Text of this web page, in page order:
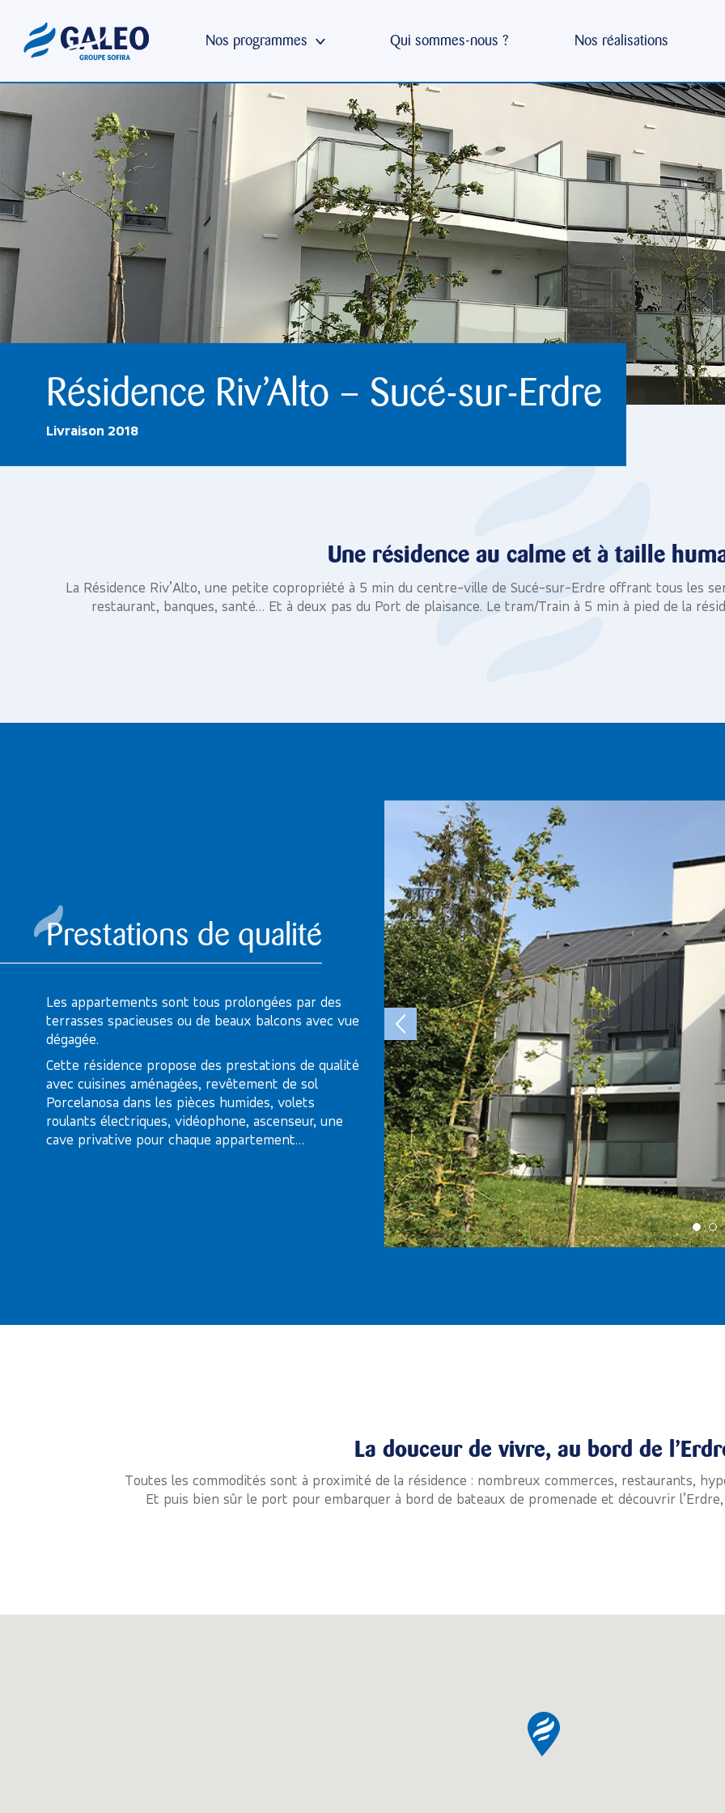
Nos programmes
Nos logements
Nos locaux d’activités
Qui sommes-nous ? Nos réalisations
Résidence Riv’Alto – Sucé-sur-Erdre
Livraison 2018
Une résidence au calme et à taille
La Résidence Riv’Alto, une petite copropriété à 5 min du centre-ville de Sucé-sur-Erdre offrant tous les
restaurant, banques, santé… Et à deux pas du Port de plaisance. Le tram/Train à 5 min à pied de la
Prestations de qualité
Les appartements sont tous prolongées par des
terrasses spacieuses ou de beaux balcons avec vue
dégagée.
Cette résidence propose des prestations de qualité
avec cuisines aménagées, revêtement de sol
Porcelanosa dans les pièces humides, volets
roulants électriques, vidéophone, ascenseur, une
cave privative pour chaque appartement…
La douceur de vivre, au bord de
Toutes les commodités sont à proximité de la résidence : nombreux commerces, restaurants,
Et puis bien sûr le port pour embarquer à bord de bateaux de promenade et découvrir